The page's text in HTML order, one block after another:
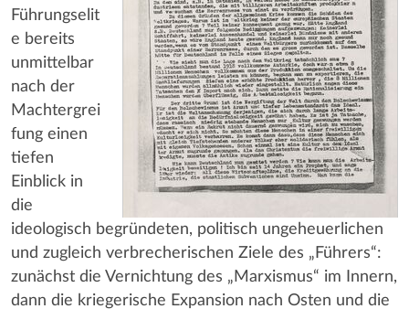
Führungselit
e bereits
unmittelbar
nach der
Machtergrei
fung einen
tiefen
Einblick in
die
ideologisch begründeten, politisch ungeheuerlichen
und zugleich verbrecherischen Ziele des „Führers“:
zunächst die Vernichtung des „Marxismus“ im Innern,
dann die kriegerische Expansion nach Osten und die